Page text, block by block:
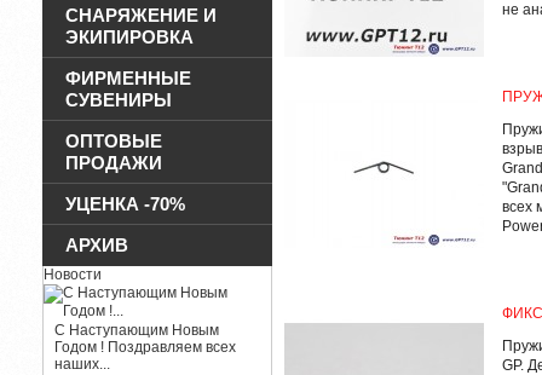
СНАРЯЖЕНИЕ И
ЭКИПИРОВКА
ФИРМЕННЫЕ
СУВЕНИРЫ
ОПТОВЫЕ
ПРОДАЖИ
УЦЕНКА -70%
АРХИВ
Новости
С Наступающим Новым
Годом ! Поздравляем всех
наших...
не
всех
GP.